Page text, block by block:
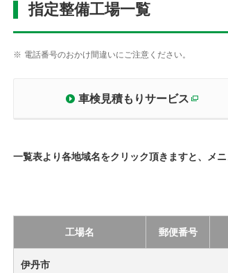
指定整備工場一覧
※ 電話番号のおかけ間違いにご注意ください。
車検見積もりサービス
一覧表より各地域名をクリック頂きますと、メニ
工場名 郵便番号
伊丹市